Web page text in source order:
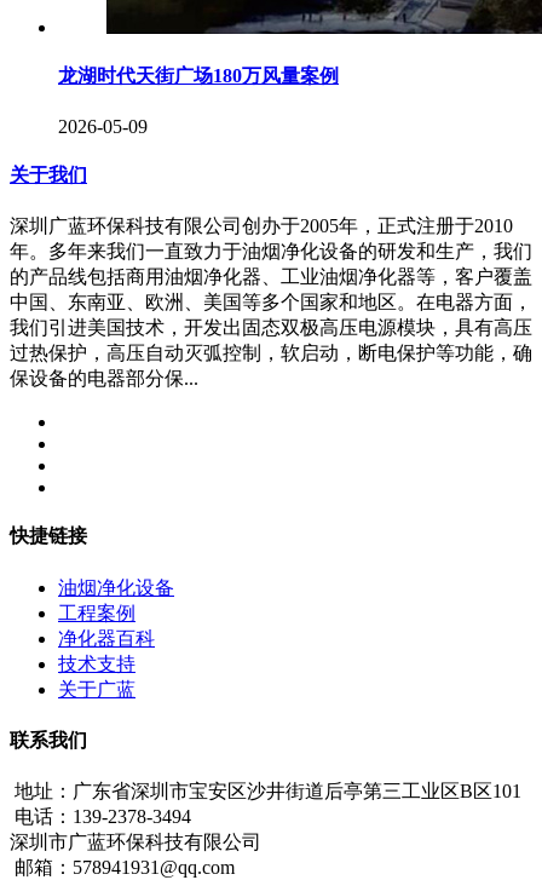
龙湖时代天街广场180万风量案例
2026-05-09
关于我们
深圳广蓝环保科技有限公司创办于2005年，正式注册于2010
年。多年来我们一直致力于油烟净化设备的研发和生产，我们
的产品线包括商用油烟净化器、工业油烟净化器等，客户覆盖
中国、东南亚、欧洲、美国等多个国家和地区。在电器方面，
我们引进美国技术，开发出固态双极高压电源模块，具有高压
过热保护，高压自动灭弧控制，软启动，断电保护等功能，确
保设备的电器部分保...
快捷链接
油烟净化设备
工程案例
净化器百科
技术支持
关于广蓝
联系我们
地址：广东省深圳市宝安区沙井街道后亭第三工业区B区101
电话：139-2378-3494
深圳市广蓝环保科技有限公司
邮箱：578941931@qq.com